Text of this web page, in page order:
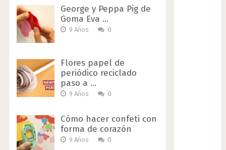
George y Peppa Pig de
Goma Eva …
9 Años 0
Flores papel de
periódico reciclado
paso a …
9 Años 0
Cómo hacer confeti con
forma de corazón
9 Años 0